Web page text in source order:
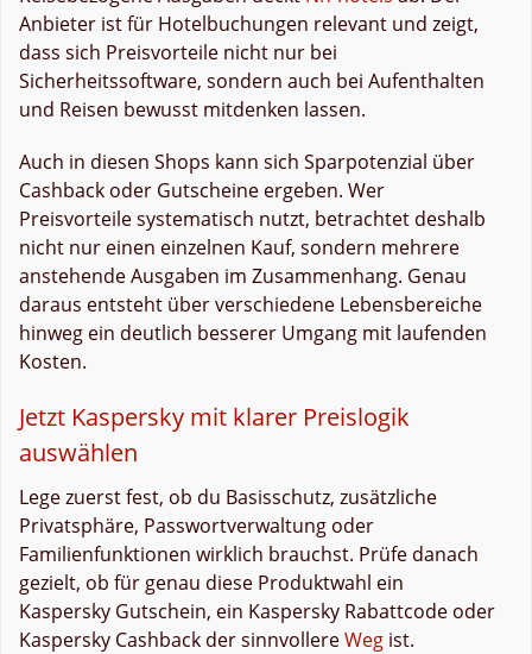
Anbieter ist für Hotelbuchungen relevant und zeigt,
dass sich Preisvorteile nicht nur bei
Sicherheitssoftware, sondern auch bei Aufenthalten
und Reisen bewusst mitdenken lassen.
Auch in diesen Shops kann sich Sparpotenzial über
Cashback oder Gutscheine ergeben. Wer
Preisvorteile systematisch nutzt, betrachtet deshalb
nicht nur einen einzelnen Kauf, sondern mehrere
anstehende Ausgaben im Zusammenhang. Genau
daraus entsteht über verschiedene Lebensbereiche
hinweg ein deutlich besserer Umgang mit laufenden
Kosten.
Jetzt Kaspersky mit klarer Preislogik
auswählen
Lege zuerst fest, ob du Basisschutz, zusätzliche
Privatsphäre, Passwortverwaltung oder
Familienfunktionen wirklich brauchst. Prüfe danach
gezielt, ob für genau diese Produktwahl ein
Kaspersky Gutschein, ein Kaspersky Rabattcode oder
Kaspersky Cashback der sinnvollereWeg ist.